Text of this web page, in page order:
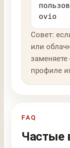
ovio
Совет:
или
профиле
FAQ
Частые